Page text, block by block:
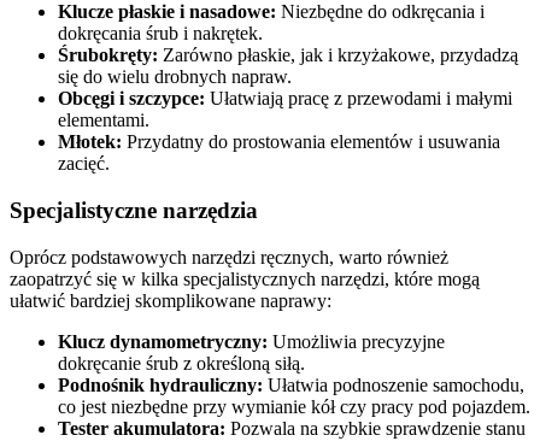
Klucze płaskie i nasadowe: Niezbędne do odkręcania i
dokręcania śrub i nakrętek.
Śrubokręty: Zarówno płaskie, jak i krzyżakowe, przydadzą
się do wielu drobnych napraw.
Obcęgi i szczypce: Ułatwiają pracę z przewodami i małymi
elementami.
Młotek: Przydatny do prostowania elementów i usuwania
zacięć.
Specjalistyczne narzędzia
Oprócz podstawowych narzędzi ręcznych, warto również
zaopatrzyć się w kilka specjalistycznych narzędzi, które mogą
ułatwić bardziej skomplikowane naprawy:
Klucz dynamometryczny: Umożliwia precyzyjne
dokręcanie śrub z określoną siłą.
Podnośnik hydrauliczny: Ułatwia podnoszenie samochodu,
co jest niezbędne przy wymianie kół czy pracy pod pojazdem.
Tester akumulatora: Pozwala na szybkie sprawdzenie stanu